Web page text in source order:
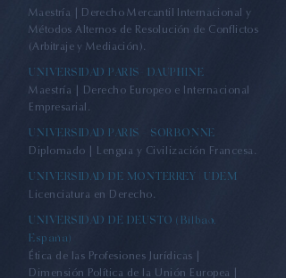
Maestría | Derecho Mercantil Internacional y
Métodos Alternos de Resolución de Conflictos
(Arbitraje y Mediación).
UNIVERSIDAD PARIS- DAUPHINE
Maestría | Derecho Europeo e Internacional
Empresarial.
UNIVERSIDAD PARIS - SORBONNE
Diplomado | Lengua y Civilización Francesa.
UNIVERSIDAD DE MONTERREY | UDEM
Licenciatura en Derecho.
UNIVERSIDAD DE DEUSTO (Bilbao,
España)
Ética de las Profesiones Jurídicas |
Dimensión Política de la Unión Europea |